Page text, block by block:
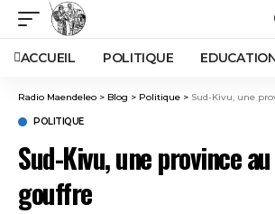
ACCUEIL POLITIQUE
Radio Maendeleo > Blog > Politique > Sud-Kivu, une
POLITIQUE
Sud-Kivu, une province
gouffre